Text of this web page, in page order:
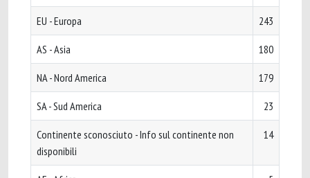
EU - Europa 243
AS - Asia 180
NA - Nord America 179
SA - Sud America 23
Continente sconosciuto - Info sul continente non
disponibili
14